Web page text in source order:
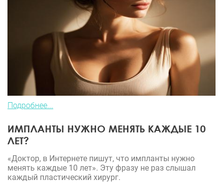
Подробнее...
ИМПЛАНТЫ НУЖНО МЕНЯТЬ КАЖДЫЕ 10
ЛЕТ?
«Доктор, в Интернете пишут, что импланты нужно
менять каждые 10 лет». Эту фразу не раз слышал
каждый пластический хирург.